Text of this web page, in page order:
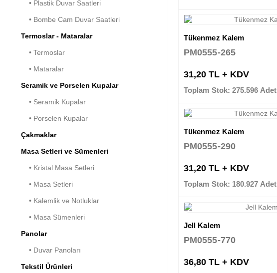
• Plastik Duvar Saatleri
• Bombe Cam Duvar Saatleri
Termoslar - Mataralar
• Termoslar
• Mataralar
Seramik ve Porselen Kupalar
• Seramik Kupalar
• Porselen Kupalar
Çakmaklar
Masa Setleri ve Sümenleri
• Kristal Masa Setleri
• Masa Setleri
• Kalemlik ve Notluklar
• Masa Sümenleri
Panolar
• Duvar Panoları
Tekstil Ürünleri
Tükenmez Kalem
PM0555-265
31,20 TL + KDV
Toplam Stok: 275.596 Adet
Tükenmez Kalem
PM0555-290
31,20 TL + KDV
Toplam Stok: 180.927 Adet
Jell Kalem
PM0555-770
36,80 TL + KDV